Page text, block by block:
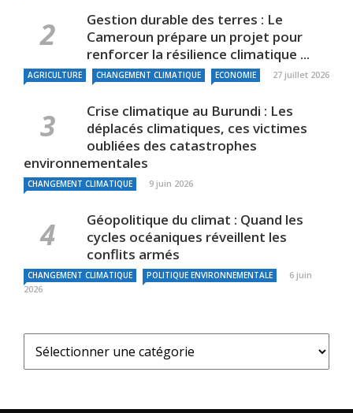
Gestion durable des terres : Le
Cameroun prépare un projet pour
renforcer la résilience climatique ...
AGRICULTURE CHANGEMENT CLIMATIQUE ECONOMIE 27 juillet 2026
Crise climatique au Burundi : Les
déplacés climatiques, ces victimes
oubliées des catastrophes
environnementales
CHANGEMENT CLIMATIQUE 9 juin 2026
Géopolitique du climat : Quand les
cycles océaniques réveillent les
conflits armés
CHANGEMENT CLIMATIQUE POLITIQUE ENVIRONNEMENTALE
6 juin
2026